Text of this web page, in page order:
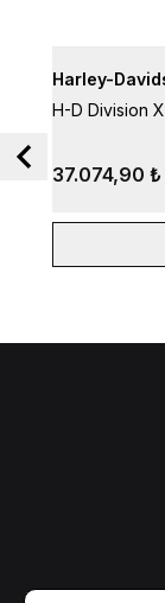
Harley-
H-D Division
37.074,90 ₺